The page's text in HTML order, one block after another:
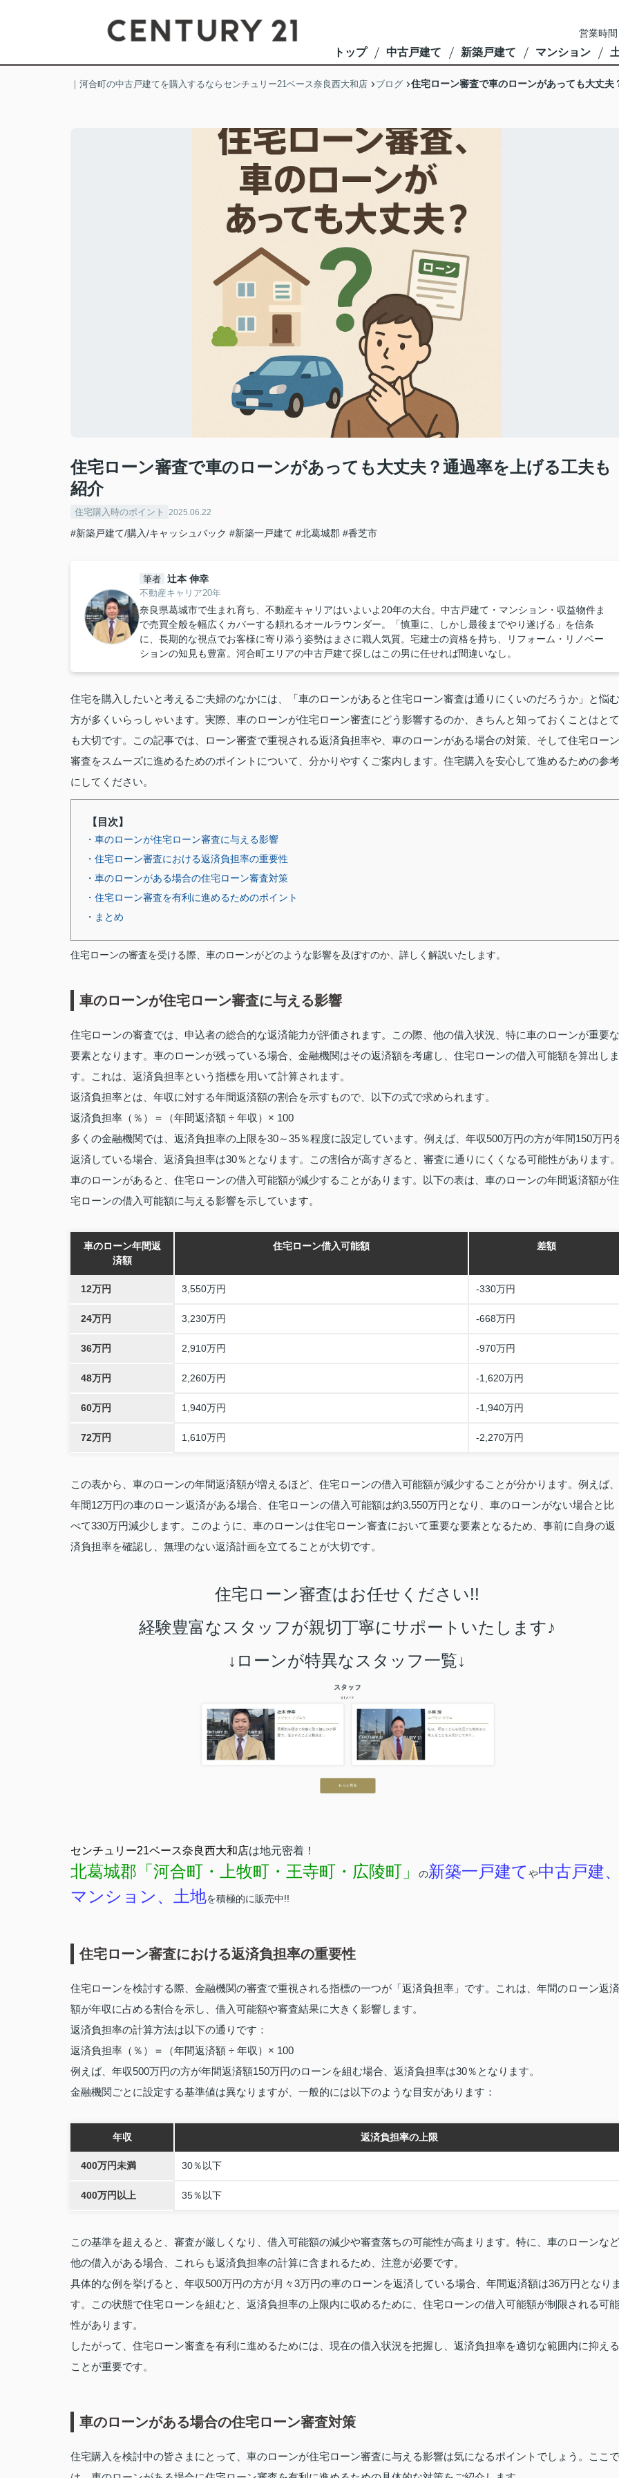
営業時
トップ 中古戸建て 新築戸建て マンション
｜河合町の中古戸建てを購入するならセンチュリー21ベース奈良西大和店 ブログ 住宅ローン審査で車のローンがあっても大丈夫
住宅ローン審査で車のローンがあっても大丈夫？通過率を上げる工夫も
紹介
住宅購入時のポイント 2025.06.22
#新築戸建て/購入/キャッシュバック #新築一戸建て #北葛城郡 #香芝市
筆者 辻本 伸幸
不動産キャリア20年
奈良県葛城市で生まれ育ち、不動産キャリアはいよいよ20年の大台。中古戸建て・マンション・収益物件ま
で売買全般を幅広くカバーする頼れるオールラウンダー。「慎重に、しかし最後までやり遂げる」を信条
に、長期的な視点でお客様に寄り添う姿勢はまさに職人気質。宅建士の資格を持ち、リフォーム・リノベー
ションの知見も豊富。河合町エリアの中古戸建て探しはこの男に任せれば間違いなし。
住宅を購入したいと考えるご夫婦のなかには、「車のローンがあると住宅ローン審査は通りにくいのだろうか」と悩む
方が多くいらっしゃいます。実際、車のローンが住宅ローン審査にどう影響するのか、きちんと知っておくことはとて
も大切です。この記事では、ローン審査で重視される返済負担率や、車のローンがある場合の対策、そして住宅ローン
審査をスムーズに進めるためのポイントについて、分かりやすくご案内します。住宅購入を安心して進めるための参考
にしてください。
【目次】
・車のローンが住宅ローン審査に与える影響
・住宅ローン審査における返済負担率の重要性
・車のローンがある場合の住宅ローン審査対策
・住宅ローン審査を有利に進めるためのポイント
・まとめ
住宅ローンの審査を受ける際、車のローンがどのような影響を及ぼすのか、詳しく解説いたします。
車のローンが住宅ローン審査に与える影響
住宅ローンの審査では、申込者の総合的な返済能力が評価されます。この際、他の借入状況、特に車のローンが重要な
要素となります。車のローンが残っている場合、金融機関はその返済額を考慮し、住宅ローンの借入可能額を算出しま
す。これは、返済負担率という指標を用いて計算されます。
返済負担率とは、年収に対する年間返済額の割合を示すもので、以下の式で求められます。
返済負担率（％）＝（年間返済額 ÷ 年収）× 100
多くの金融機関では、返済負担率の上限を30～35％程度に設定しています。例えば、年収500万円の方が年間150万円
返済している場合、返済負担率は30％となります。この割合が高すぎると、審査に通りにくくなる可能性があります
車のローンがあると、住宅ローンの借入可能額が減少することがあります。以下の表は、車のローンの年間返済額が住
宅ローンの借入可能額に与える影響を示しています。
車のローン年間返
済額
住宅ローン借入可能額 差額
12万円 3,550万円 -330万円
24万円 3,230万円 -668万円
36万円 2,910万円 -970万円
48万円 2,260万円 -1,620万円
60万円 1,940万円 -1,940万円
72万円 1,610万円 -2,270万円
この表から、車のローンの年間返済額が増えるほど、住宅ローンの借入可能額が減少することが分かります。例えば、
年間12万円の車のローン返済がある場合、住宅ローンの借入可能額は約3,550万円となり、車のローンがない場合と比
べて330万円減少します。このように、車のローンは住宅ローン審査において重要な要素となるため、事前に自身の返
済負担率を確認し、無理のない返済計画を立てることが大切です。
住宅ローン審査はお任せください!!
経験豊富なスタッフが親切丁寧にサポートいたします♪
↓ローンが特異なスタッフ一覧↓
センチュリー21ベース奈良西大和店は地元密着！
北葛城郡「河合町・上牧町・王寺町・広陵町」 の新築一戸建て や中古戸建
マンション、土地を積極的に販売中!!
住宅ローン審査における返済負担率の重要性
住宅ローンを検討する際、金融機関の審査で重視される指標の一つが「返済負担率」です。これは、年間のローン返済
額が年収に占める割合を示し、借入可能額や審査結果に大きく影響します。
返済負担率の計算方法は以下の通りです：
返済負担率（％）＝（年間返済額 ÷ 年収）× 100
例えば、年収500万円の方が年間返済額150万円のローンを組む場合、返済負担率は30％となります。
金融機関ごとに設定する基準値は異なりますが、一般的には以下のような目安があります：
年収 返済負担率の上限
400万円未満 30％以下
400万円以上 35％以下
この基準を超えると、審査が厳しくなり、借入可能額の減少や審査落ちの可能性が高まります。特に、車のローンなど
他の借入がある場合、これらも返済負担率の計算に含まれるため、注意が必要です。
具体的な例を挙げると、年収500万円の方が月々3万円の車のローンを返済している場合、年間返済額は36万円となり
す。この状態で住宅ローンを組むと、返済負担率の上限内に収めるために、住宅ローンの借入可能額が制限される可能
性があります。
したがって、住宅ローン審査を有利に進めるためには、現在の借入状況を把握し、返済負担率を適切な範囲内に抑える
ことが重要です。
車のローンがある場合の住宅ローン審査対策
住宅購入を検討中の皆さまにとって、車のローンが住宅ローン審査に与える影響は気になるポイントでしょう。ここで